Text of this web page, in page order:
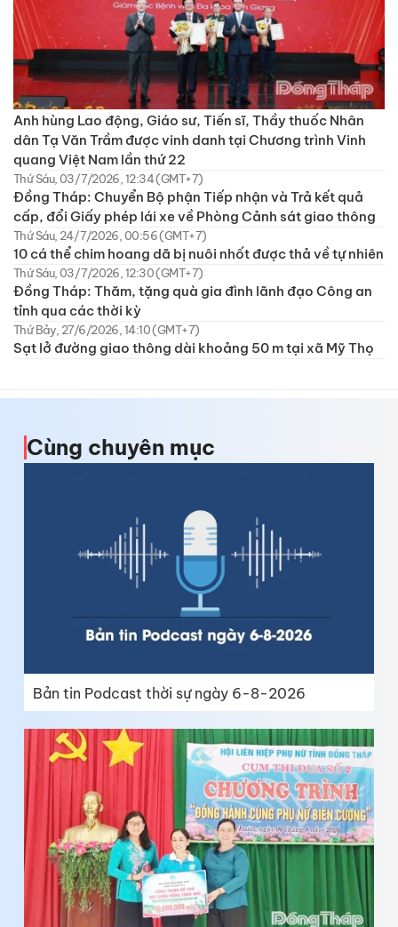
Anh hùng Lao động, Giáo sư, Tiến sĩ, Thầy thuốc Nhân
dân Tạ Văn Trầm được vinh danh tại Chương trình Vinh
quang Việt Nam lần thứ 22
Thứ Sáu, 03/7/2026, 12:34 (GMT+7)
Đồng Tháp: Chuyển Bộ phận Tiếp nhận và Trả kết quả
cấp, đổi Giấy phép lái xe về Phòng Cảnh sát giao thông
Thứ Sáu, 24/7/2026, 00:56 (GMT+7)
10 cá thể chim hoang dã bị nuôi nhốt được thả về tự nhiên
Thứ Sáu, 03/7/2026, 12:30 (GMT+7)
Đồng Tháp: Thăm, tặng quà gia đình lãnh đạo Công an
tỉnh qua các thời kỳ
Thứ Bảy, 27/6/2026, 14:10 (GMT+7)
Sạt lở đường giao thông dài khoảng 50 m tại xã Mỹ Thọ
Cùng chuyên mục
Bản tin Podcast thời sự ngày 6-8-2026